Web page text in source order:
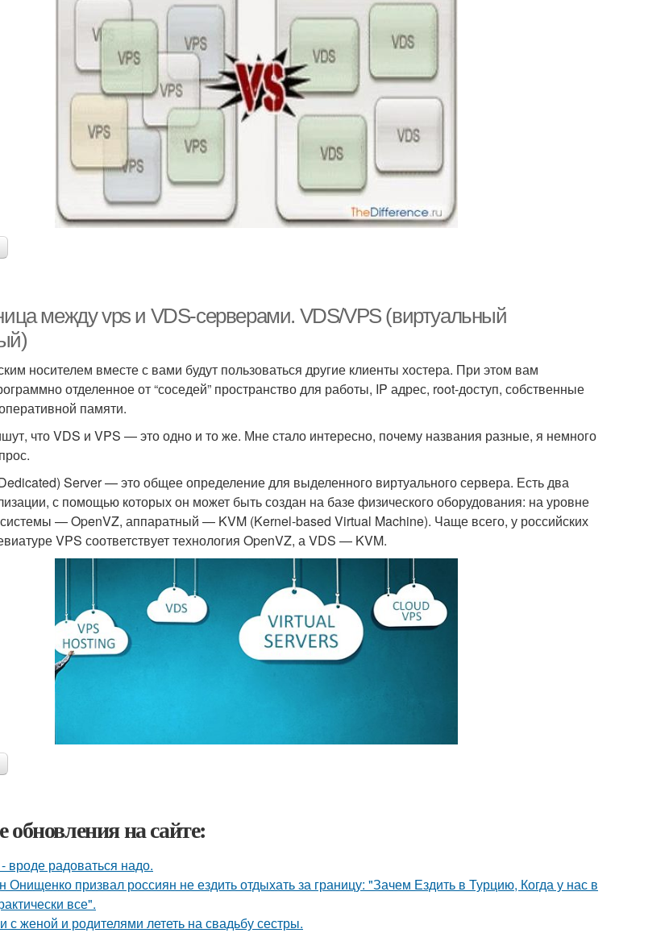
между vps и VDS-серверами. VDS/VPS (виртуальный
носителем вместе с вами будут пользоваться другие клиенты хостера. При этом вам
отделенное от “соседей” пространство для работы, IP адрес, root-доступ, собственные
памяти.
что VDS и VPS — это одно и то же. Мне стало интересно, почему названия разные, я немного
Server — это общее определение для выделенного виртуального сервера. Есть два
с помощью которых он может быть создан на базе физического оборудования: на уровне
— OpenVZ, аппаратный — KVM (Kernel-based Virtual Machine). Чаще всего, у российских
VPS соответствует технология OpenVZ, а VDS — KVM.
обновления на сайте:
вроде радоваться надо.
Онищенко призвал россиян не ездить отдыхать за границу: "Зачем Ездить в Турцию, Когда у нас в
все".
женой и родителями лететь на свадьбу сестры.